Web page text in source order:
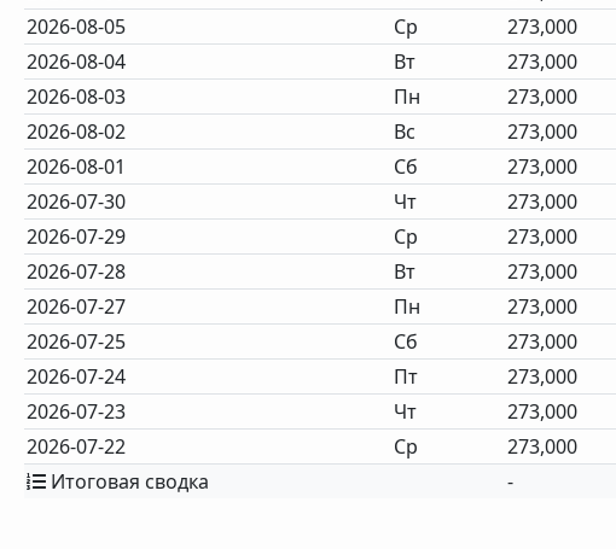
2026-08-05
Ср 273,000
2026-08-04
Вт 273,000
2026-08-03
Пн 273,000
2026-08-02
Вс 273,000
2026-08-01
Сб 273,000
2026-07-30
Чт 273,000
2026-07-29
Ср 273,000
2026-07-28
Вт 273,000
2026-07-27
Пн 273,000
2026-07-25
Сб 273,000
2026-07-24
Пт 273,000
2026-07-23
Чт 273,000
2026-07-22
Ср 273,000
Итоговая сводка
-